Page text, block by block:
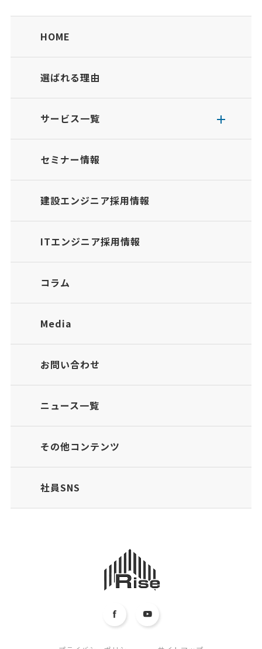
HOME
選ばれる理由
サービス一覧
セミナー情報
建設エンジニア採用情報
ITエンジニア採用情報
コラム
Media
お問い合わせ
ニュース一覧
その他コンテンツ
社員SNS